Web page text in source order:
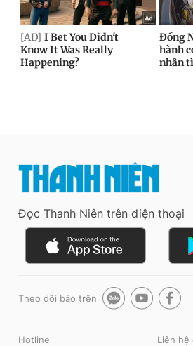
Đọc Thanh Niên trên điện thoại
Theo dõi báo trên
Hotline Liên hệ